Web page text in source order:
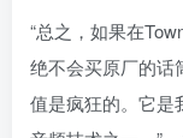
“总之，如果在
绝不会买原厂的话
值是疯狂的。它是